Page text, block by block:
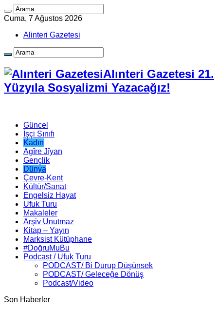
Cuma, 7 Ağustos 2026
Alinteri Gazetesi
Alınteri Gazetesi 21.
Yüzyıla Sosyalizmi Yazacağız!
Güncel
İşçi Sınıfı
Kadın
Agîre Jîyan
Gençlik
Dünya
Çevre-Kent
Kültür/Sanat
Engelsiz Hayat
Ufuk Turu
Makaleler
Arşiv Unutmaz
Kitap – Yayın
Marksist Kütüphane
#DoğruMuBu
Podcast / Ufuk Turu
PODCAST/ Bi Durup Düşünsek
PODCAST/ Geleceğe Dönüş
Podcast/Video
Son Haberler